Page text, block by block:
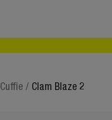
Cuffie / Clam Blaze 2